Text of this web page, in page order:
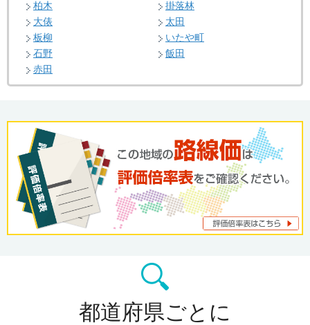
柏木
掛落林
大俵
太田
板柳
いたや町
石野
飯田
赤田
都道府県ごとに